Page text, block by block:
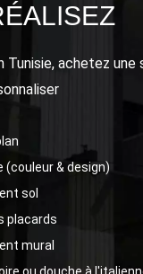
Tunisie, achetez une
(couleur & design)
sol
placards
mural